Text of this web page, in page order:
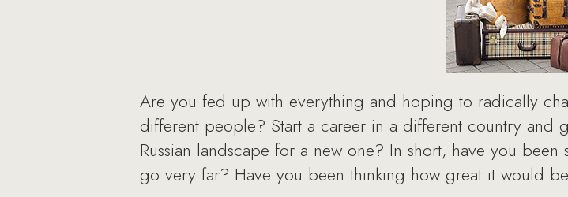
Are you fed up with everything and hoping to radically
different people? Start a career in a different country and
Russian landscape for a new one? In short, have you
go very far? Have you been thinking how great it would